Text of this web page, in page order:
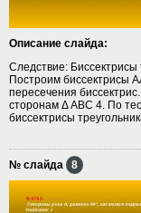
Описание слайда:
Следствие: Биссектрисы
Построим биссектрисы
пересечения
сторонам Δ ABC 4. По
биссектрисы
№ слайда 8